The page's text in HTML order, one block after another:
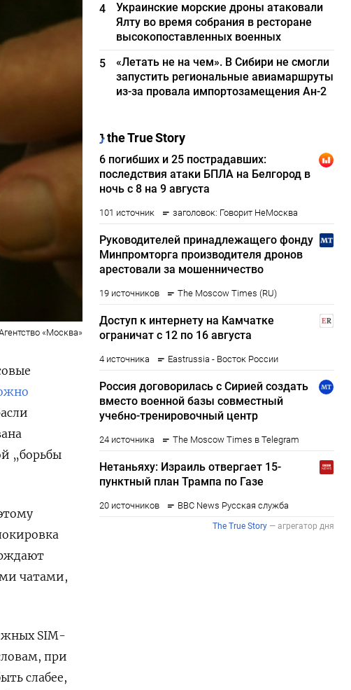
«Москва»
„борьбы
чатами,
SIM-
при
слабее,
4
Украинские морские дроны атаковали
Ялту во время собрания в ресторане
высокопоставленных военных
5
«Летать не на чем». В Сибири не смогли
запустить региональные авиамаршруты
из-за провала импортозамещения Ан-2